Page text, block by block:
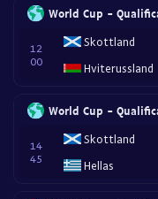
World Cup -
12
00
Skottland
Hviterussland
World Cup -
14
45
Skottland
Hellas